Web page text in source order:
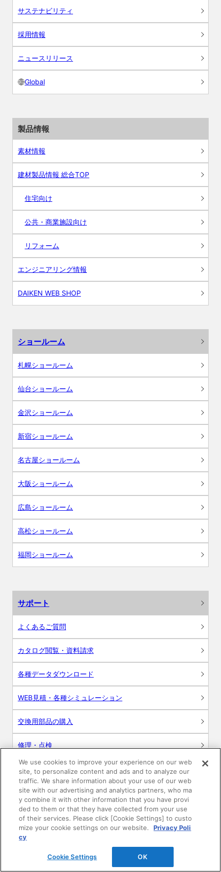
サステナビリティ
採用情報
ニュースリリース
Global
製品情報
素材情報
建材製品情報 総合TOP
住宅向け
公共・商業施設向け
リフォーム
エンジニアリング情報
DAIKEN WEB SHOP
ショールーム
札幌ショールーム
仙台ショールーム
金沢ショールーム
新宿ショールーム
名古屋ショールーム
大阪ショールーム
広島ショールーム
高松ショールーム
福岡ショールーム
サポート
よくあるご質問
カタログ閲覧・資料請求
各種データダウンロード
WEB見積・各種シミュレーション
交換用部品の購入
修理・点検
お問い合わせ
ログイン
建築・設計関係者様向けサイト
ユーザー登録サービス
WEB見積システム
We use cookies to improve your experience on our web
site, to personalize content and ads and to analyze our
traffic. We share information about your use of our web
site with our advertising and analytics partners, who ma
y combine it with other information that you have provi
ded to them or that they have collected from your use
of their services. Please click [Cookie Settings] to custo
mize your cookie settings on our website.
Privacy Poli
cy
Cookie Settings OK